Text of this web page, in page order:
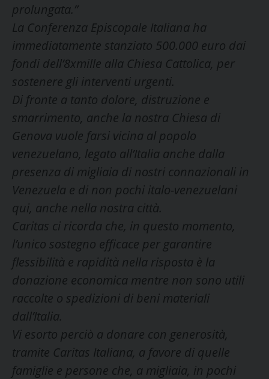
prolungata.”
La Conferenza Episcopale Italiana ha
immediatamente stanziato 500.000 euro dai
fondi dell’8xmille alla Chiesa Cattolica, per
sostenere gli interventi urgenti.
Di fronte a tanto dolore, distruzione e
smarrimento, anche la nostra Chiesa di
Genova vuole farsi vicina al popolo
venezuelano, legato all’Italia anche dalla
presenza di migliaia di nostri connazionali in
Venezuela e di non pochi italo-venezuelani
qui, anche nella nostra città.
Caritas ci ricorda che, in questo momento,
l’unico sostegno efficace per garantire
flessibilità e rapidità nella risposta è la
donazione economica mentre non sono utili
raccolte o spedizioni di beni materiali
dall’Italia.
Vi esorto perciò a donare con generosità,
tramite Caritas Italiana, a favore di quelle
famiglie e persone che, a migliaia, in pochi